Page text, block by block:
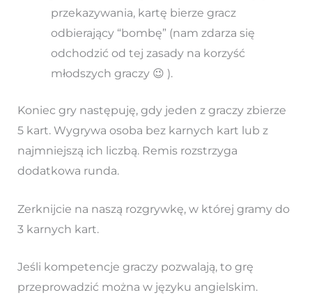
przekazywania, kartę bierze gracz
odbierający “bombę” (nam zdarza się
odchodzić od tej zasady na korzyść
młodszych graczy 😉 ).
Koniec gry następuję, gdy jeden z graczy zbierze
5 kart. Wygrywa osoba bez karnych kart lub z
najmniejszą ich liczbą. Remis rozstrzyga
dodatkowa runda.
Zerknijcie na naszą rozgrywkę, w której gramy do
3 karnych kart.
Jeśli kompetencje graczy pozwalają, to grę
przeprowadzić można w języku angielskim.